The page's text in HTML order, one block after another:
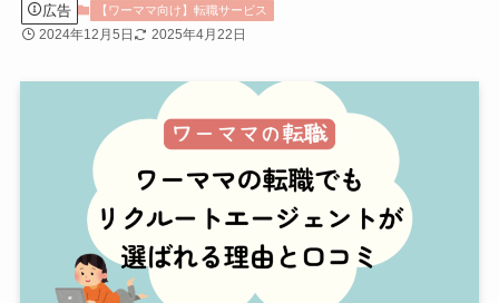
広告 【ワーママ向け】転職サービス
2024年12月5日 2025年4月22日